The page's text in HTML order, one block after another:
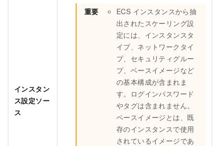
インスタン
ス設定ソー
ス
重要
ECS インスタンスから抽
出されたスケーリング設
定には、インスタンスタ
イプ、ネットワークタイ
プ、セキュリティグルー
プ、ベースイメージなど
の基本構成が含まれま
す。ログインパスワード
やタグは含まれません。
ベースイメージとは、既
存のインスタンスで使用
されているイメージであ